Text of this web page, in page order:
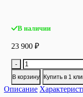
В наличии
23 900 ₽
-
Количество
товара
Фискальный
регистратор
В корзину Купить в 1
Описание